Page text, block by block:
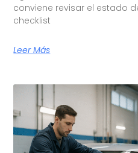
conviene revisar el estado
checklist
Leer Más